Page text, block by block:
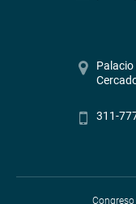
311-
Congreso